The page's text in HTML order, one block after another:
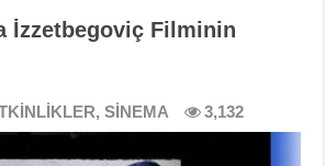
İzzetbegoviç Filminin
,SİNEMA 3,132